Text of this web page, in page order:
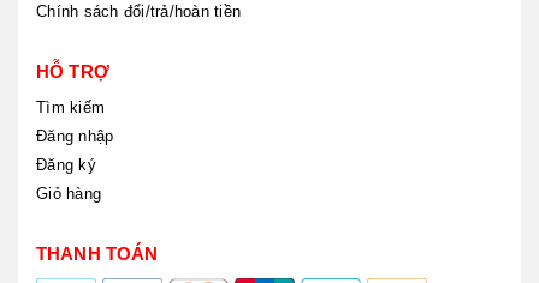
Chính sách đổi/trả/hoàn tiền
HỖ TRỢ
Tìm kiếm
Đăng nhập
Đăng ký
Giỏ hàng
THANH TOÁN